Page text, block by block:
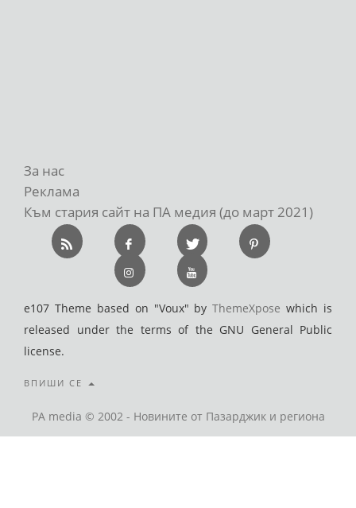
За нас
Реклама
Към стария сайт на ПА медия (до март 2021)
e107 Theme based on "Voux" byThemeXpose which is
released under the terms of the GNU General Public
license.
ВПИШИ СЕ
PA media © 2002 - Новините от Пазарджик и региона